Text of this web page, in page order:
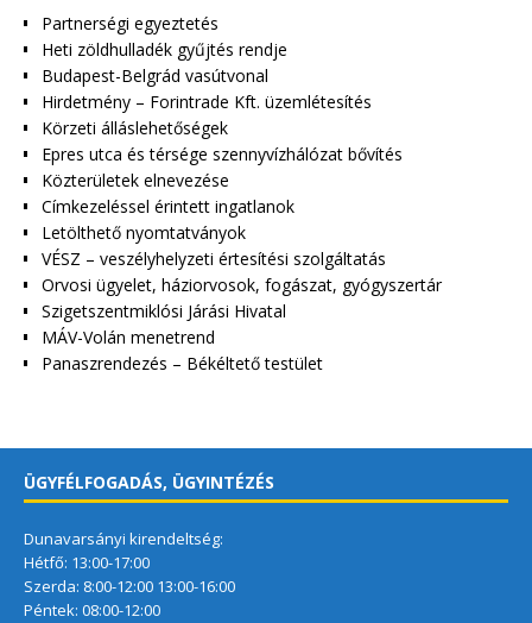
Partnerségi egyeztetés
Heti zöldhulladék gyűjtés rendje
Budapest-Belgrád vasútvonal
Hirdetmény – Forintrade Kft. üzemlétesítés
Körzeti álláslehetőségek
Epres utca és térsége szennyvízhálózat bővítés
Közterületek elnevezése
Címkezeléssel érintett ingatlanok
Letölthető nyomtatványok
VÉSZ – veszélyhelyzeti értesítési szolgáltatás
Orvosi ügyelet, háziorvosok, fogászat, gyógyszertár
Szigetszentmiklósi Járási Hivatal
MÁV-Volán menetrend
Panaszrendezés – Békéltető testület
ÜGYFÉLFOGADÁS, ÜGYINTÉZÉS
Dunavarsányi kirendeltség:
Hétfő: 13:00-17:00
Szerda: 8:00-12:00 13:00-16:00
Péntek: 08:00-12:00